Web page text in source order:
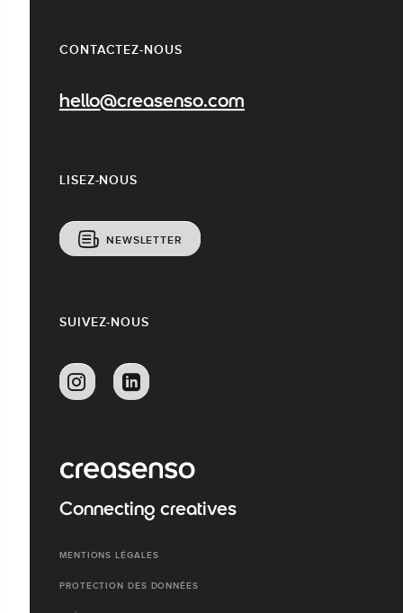
CONTACTEZ-NOUS
hello@creasenso.com
LISEZ-NOUS
NEWSLETTER
SUIVEZ-NOUS
Connecting creatives
MENTIONS LÉGALES
PROTECTION DES DONNÉES